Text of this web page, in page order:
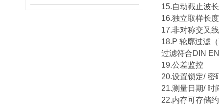
15.自动截止波
16.独立取样长
17.非对称交叉
18.P 轮廓过滤
过滤符合DIN
19.公差监控
20.设置锁定/ 密
21.测量日期/ 时
22.内存可存储